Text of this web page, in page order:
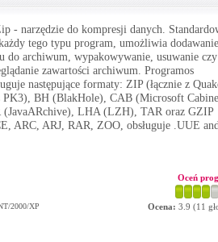
- narzędzie do kompresji danych.
tego typu program, umożliwia dodawanie
do archiwum, wypakowywanie, usuwanie czy
zawartości archiwum. Programos
następujące formaty: ZIP (łącznie z
BH (BlakHole), CAB (Microsoft
(JavaARchive), LHA (LZH), TAR oraz GZIP
ARC, ARJ, RAR, ZOO, obsługuje .UUE
2000/XP
Oceń
Ocena: 3.9 (11